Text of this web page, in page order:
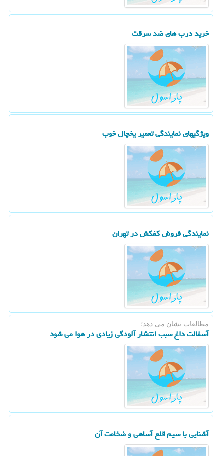
خرید درب های ضد سرقت
ویژگیهای نمایندگی تعمیر یخچال خوب
نمایندگی فروش كفكش در تهران
مطالعات نشان می دهد؛
آسفالت داغ سبب انتشار آلودگی زیادی در هوا می شود
آشنایی با سیم قلع آساهی و ضخامت آن